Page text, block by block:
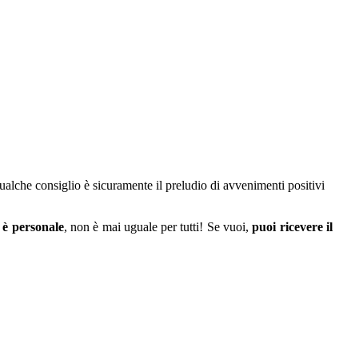
consiglio è sicuramente il preludio di avvenimenti positivi
personale, non è mai uguale per tutti! Se vuoi,puoi ricevere il